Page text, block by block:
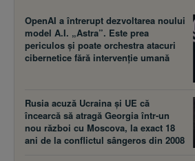
OpenAI a întrerupt dezvoltarea noului
model A.I. „Astra”. Este prea
periculos și poate orchestra atacuri
cibernetice fără intervenție umană
Rusia acuză Ucraina şi UE că
încearcă să atragă Georgia într-un
nou război cu Moscova, la exact 18
ani de la conflictul sângeros din 2008